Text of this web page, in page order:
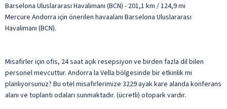
Barselona Uluslararası Havalimanı (BCN) - 201,1 km / 124,9 mi
Mercure Andorra için önerilen havaalanı Barselona Uluslararası
Havalimanı (BCN).
Misafirler için ofis, 24 saat açık resepsiyon ve birden fazla dil bilen
personel mevcuttur. Andorra la Vella bölgesinde bir etkinlik mi
planlıyorsunuz? Bu otel misafirlerimize 3229 ayak kare alanda konferans
alanı ve toplantı odaları sunmaktadır. (ücretli) otopark vardır.